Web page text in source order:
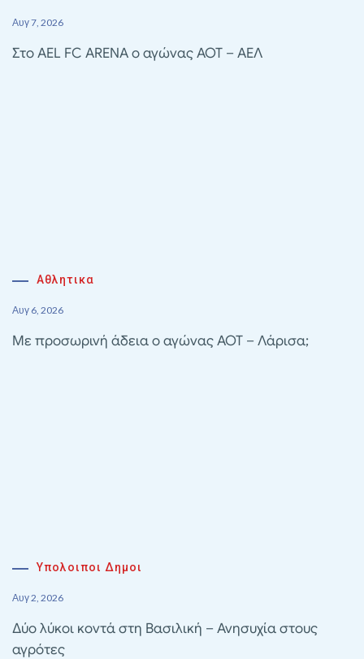
Αυγ 7, 2026
Στο AEL FC ARENA ο αγώνας ΑΟΤ – ΑΕΛ
Αθλητικα
Αυγ 6, 2026
Με προσωρινή άδεια ο αγώνας ΑΟΤ – Λάρισα;
Υπολοιποι Δημοι
Αυγ 2, 2026
Δύο λύκοι κοντά στη Βασιλική – Ανησυχία στους
αγρότες